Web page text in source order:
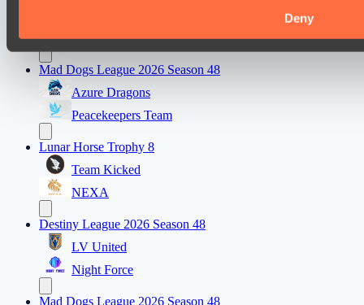
Deny
Team Syntax
Mad Dogs League 2026 Season 48
Azure Dragons
Peacekeepers Team
Lunar Horse Trophy 8
Team Kicked
NEXA
Destiny League 2026 Season 48
LV United
Night Force
Mad Dogs League 2026 Season 48